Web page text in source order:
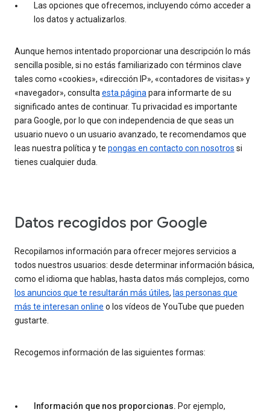
Las opciones que ofrecemos, incluyendo cómo acceder a
los datos y actualizarlos.
Aunque hemos intentado proporcionar una descripción lo más
sencilla posible, si no estás familiarizado con términos clave
tales como «cookies», «dirección IP», «contadores de visitas» y
«navegador», consultaesta páginapara informarte de su
significado antes de continuar. Tu privacidad es importante
para Google, por lo que con independencia de que seas un
usuario nuevo o un usuario avanzado, te recomendamos que
leas nuestra política y te pongas en contacto con nosotros si
tienes cualquier duda.
Datos recogidos por Google
Recopilamos información para ofrecer mejores servicios a
todos nuestros usuarios: desde determinar información básica,
como el idioma que hablas, hasta datos más complejos, como
los anuncios que te resultarán más útiles, las personas que
más te interesan online o los vídeos de YouTube que pueden
gustarte.
Recogemos información de las siguientes formas:
Información que nos proporcionas. Por ejemplo,